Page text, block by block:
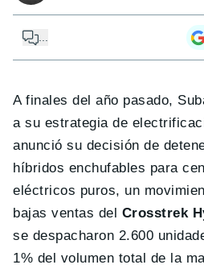
...
A finales del año pasado,
a su estrategia de
anunció su decisión de
híbridos enchufables para
eléctricos puros, un
bajas ventas del Crosstrek
se despacharon 2.600
1% del volumen total de la